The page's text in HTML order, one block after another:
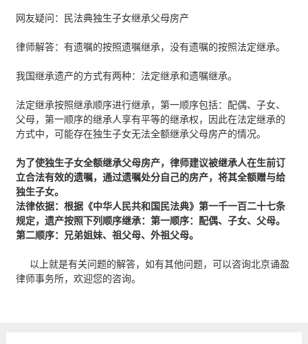
网友疑问：民法典独生子女继承父母房产
律师解答：有遗嘱的按照遗嘱继承，没有遗嘱的按照法定继承。
我国继承遗产的方式有两种：法定继承和遗嘱继承。
法定继承按照继承顺序进行继承，第一顺序包括：配偶、子女、
父母，第一顺序的继承人享有平等的继承权，因此在法定继承的
方式中，可能存在独生子女无法全额继承父母房产的情况。
为了使独生子女全额继承父母房产，律师建议被继承人在生前订
立合法有效的遗嘱，通过遗嘱处分自己的房产，将其全额赠与给
独生子女。
法律依据：根据《中华人民共和国民法典》第一千一百二十七条
规定，遗产按照下列顺序继承：第一顺序：配偶、子女、父母。
第二顺序：兄弟姐妹、祖父母、外祖父母。
以上就是有关问题的解答，如有其他问题，可以咨询北京诵盈
律师事务所，欢迎您的咨询。